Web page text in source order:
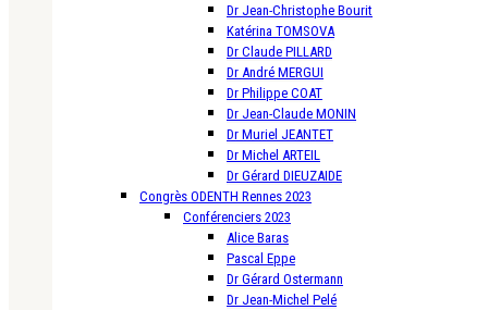
Dr Jean-Christophe Bourit
Katérina TOMSOVA
Dr Claude PILLARD
Dr André MERGUI
Dr Philippe COAT
Dr Jean-Claude MONIN
Dr Muriel JEANTET
Dr Michel ARTEIL
Dr Gérard DIEUZAIDE
Congrès ODENTH Rennes 2023
Conférenciers 2023
Alice Baras
Pascal Eppe
Dr Gérard Ostermann
Dr Jean-Michel Pelé